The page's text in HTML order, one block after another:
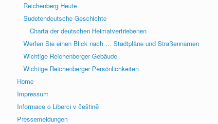
Reichenberg Heute
Sudetendeutsche Geschichte
Charta der deutschen Heimatvertriebenen
Werfen Sie einen Blick nach … Stadtpläne und Straßennamen
Wichtige Reichenberger Gebäude
Wichtige Reichenberger Persönlichkeiten
Home
Impressum
Informace o Liberci v češtině
Pressemeldungen